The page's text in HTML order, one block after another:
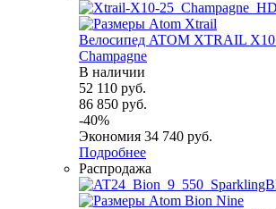
Велосипед ATOM XTRAIL
Champagne
В наличии
52 110 руб.
86 850 руб.
-40%
Экономия 34 740 руб.
Подробнее
Распродажа